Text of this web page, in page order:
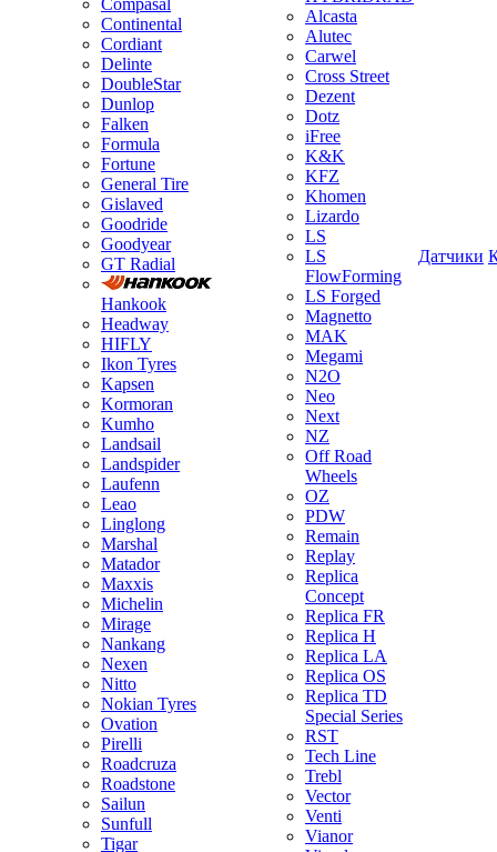
Compasal
Continental
Cordiant
Delinte
DoubleStar
Dunlop
Falken
Formula
Fortune
General Tire
Gislaved
Goodride
Goodyear
GT Radial
Hankook
Headway
HIFLY
Ikon Tyres
Kapsen
Kormoran
Kumho
Landsail
Landspider
Laufenn
Leao
Linglong
Marshal
Matador
Maxxis
Michelin
Mirage
Nankang
Nexen
Nitto
Nokian Tyres
Ovation
Pirelli
Roadcruza
Roadstone
Sailun
Sunfull
Tigar
Alcasta
Alutec
Carwel
Cross Street
Dezent
Dotz
iFree
K&K
KFZ
Khomen
Lizardo
LS
LS
FlowForming
LS Forged
Magnetto
MAK
Megami
N2O
Neo
Next
NZ
Off Road
Wheels
OZ
PDW
Remain
Replay
Replica
Concept
Replica FR
Replica H
Replica LA
Replica OS
Replica TD
Special Series
RST
Tech Line
Trebl
Vector
Venti
Vianor
Датчики